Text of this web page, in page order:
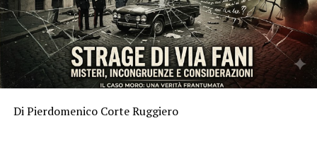
Di Pierdomenico Corte Ruggiero